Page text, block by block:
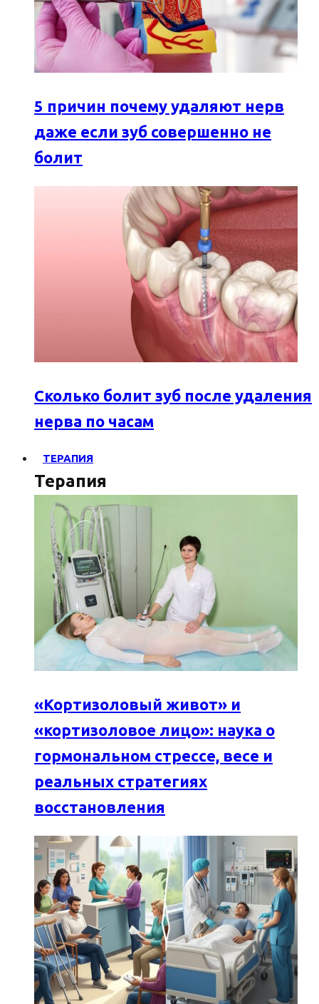
5 причин почему удаляют нерв
даже если зуб совершенно не
болит
Сколько болит зуб после удаления
нерва по часам
ТЕРАПИЯ
Терапия
«Кортизоловый живот» и
«кортизоловое лицо»: наука о
гормональном стрессе, весе и
реальных стратегиях
восстановления